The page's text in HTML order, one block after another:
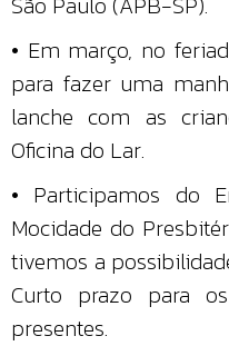
• Em março, no
para fazer uma
lanche com as
Oficina do Lar.
• Participamos do
Mocidade do
tivemos a
Curto prazo para
presentes.